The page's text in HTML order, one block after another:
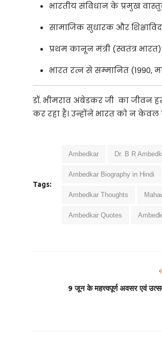
भारतीय संविधान के प्रमुख
सामाजिक सुधारक और शिक्षाविद
प्रथम कानून मंत्री (स्वतंत्र भारत)
भारत रत्न से सम्मानित (1990,
डॉ. भीमराव अंबेडकर जी का जीवन
कर रहा है। उन्होंने भारत को न
Tags:
Ambedkar Dr. B R
Ambedkar Biography in Hindi
Ambedkar Thoughts
Ambedkar Quotes
9 जून के महत्त्वपूर्ण अवसर एवं